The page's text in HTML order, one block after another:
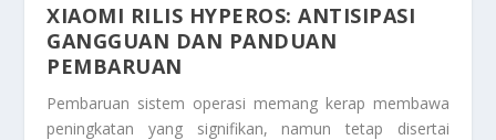
XIAOMI RILIS HYPEROS: ANTISIPASI
GANGGUAN DAN PANDUAN
PEMBARUAN
Pembaruan sistem operasi memang kerap membawa
peningkatan yang signifikan, namun tetap disertai